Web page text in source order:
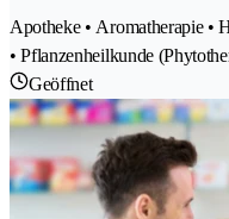
Apotheke • Aromatherapie •
• Pflanzenheilkunde
Geöffnet